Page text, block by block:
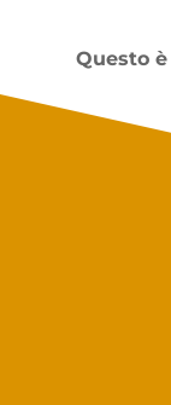
Questo